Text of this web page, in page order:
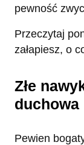
pewność
Przeczytaj
załapiesz, o
Złe
duchowa
Pewien